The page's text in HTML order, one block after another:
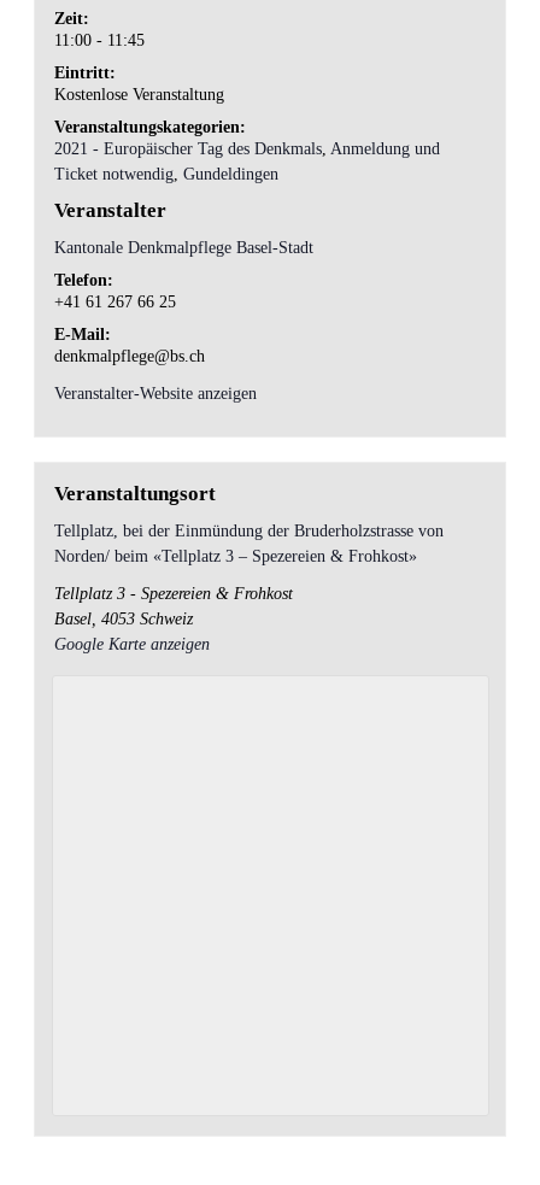
Zeit:
11:00 - 11:45
Eintritt:
Kostenlose Veranstaltung
Veranstaltungskategorien:
2021 - Europäischer Tag des Denkmals, Anmeldung und
Ticket notwendig, Gundeldingen
Veranstalter
Kantonale Denkmalpflege Basel-Stadt
Telefon:
+41 61 267 66 25
E-Mail:
denkmalpflege@bs.ch
Veranstalter-Website anzeigen
Veranstaltungsort
Tellplatz, bei der Einmündung der Bruderholzstrasse von
Norden/ beim «Tellplatz 3 – Spezereien & Frohkost»
Tellplatz 3 - Spezereien & Frohkost
Basel, 4053 Schweiz
Google Karte anzeigen